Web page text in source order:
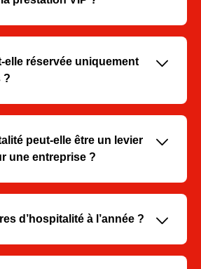
généralement :
avec accompagnement
elle réservée uniquement
?
􀆈
est souvent utilisée pour recevoir
vivre un événement d’une façon
peut-elle être un levier
une entreprise ?
􀆈
ses clients, récompenser ses
d’hospitalité à l’année ? 􀆈
d’abonnement VIP donnant